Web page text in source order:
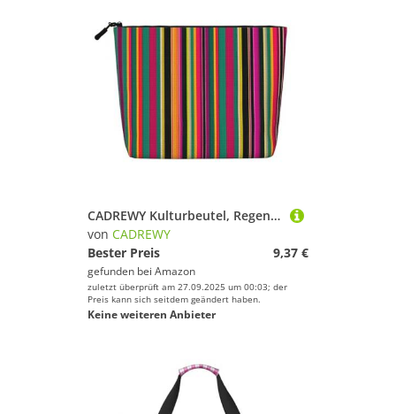
CADREWY Kulturbeutel, Regenbogenfarben, gestreift, einlagig, Make-up-Tasche, Reise-Kosmetik-Organizer, Arbeitstasche
von CADREWY
Bester Preis
9,37 €
gefunden bei Amazon
zuletzt überprüft am 27.09.2025 um 00:03; der
Preis kann sich seitdem geändert haben.
Keine weiteren Anbieter